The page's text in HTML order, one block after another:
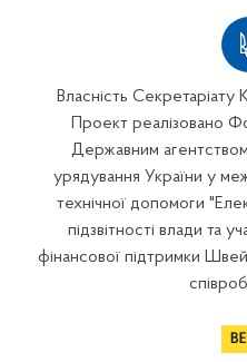
Власність Секретаріату
Проект реалізовано
Державним
урядування України у
технічної допомоги
підзвітності влади та
фінансової підтримки